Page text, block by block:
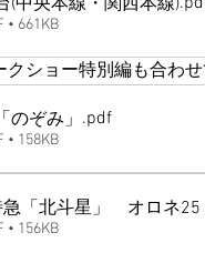
661KB
クショー特別編も合わ
のぞみ」 .pdf
158KB
急「北斗星」 オロネ
156KB